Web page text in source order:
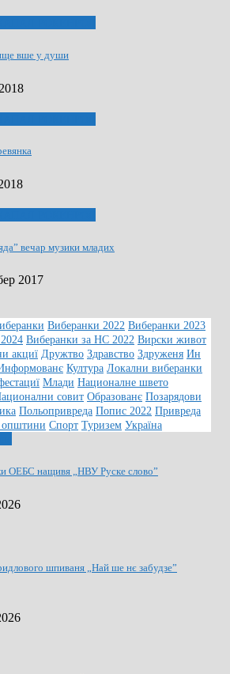
вше у души
вечар музики младих
2017
Виберанки 2022 Виберанки 2023
Виберанки за НС 2022 Вирски живот
акциї Дружтво Здравство Здруженя Ин
Култура Локални виберанки
Млади Националне швето
совит Образованє Позарядови
Польопривреда Попис 2022 Привреда
општини Спорт Туризем Україна
ОЕБС нащивя „НВУ Руске слово”
шпиваня „Най ше нє забудзе”